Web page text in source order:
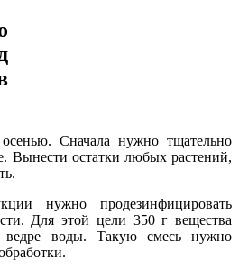
Сначала нужно тщательно
Вынести остатки любых растений,
нужно продезинфицировать
Для этой цели 350 г вещества
ведре воды. Такую смесь нужно